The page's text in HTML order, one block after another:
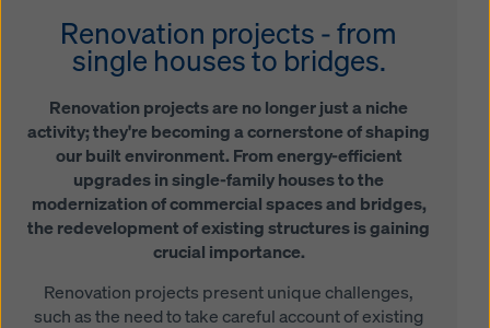
Renovation projects - from
single houses to bridges.
Renovation projects are no longer just a niche
activity; they're becoming a cornerstone of shaping
our built environment. From energy-efficient
upgrades in single-family houses to the
modernization of commercial spaces and bridges,
the redevelopment of existing structures is gaining
crucial importance.
Renovation projects present unique challenges,
such as the need to take careful account of existing
küpsiste seadetele ja kasutades vastavaid
märkeruutusid. Te saate oma nõusoleku igal ajal
tulevase mõjuga ja ilma põhjendusi esitamata
tühistada, klõpsates selle veebisaidi allosas asuval
lingilküpsiste seadeid(küpsiste seaded).
Lisateavet meie küpsiste kohta leiateMeie
privaatsuspoliitikast. Pakume teile ka võimalust valida
oma küpsised (küpsiste täiustatud seaded).